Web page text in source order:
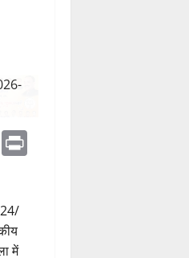
Telegram
में